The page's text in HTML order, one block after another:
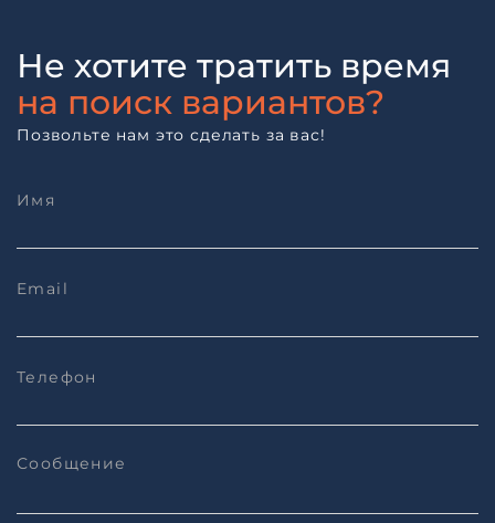
Не хотите тратить время
на поиск вариантов?
Позвольте нам это сделать за вас!